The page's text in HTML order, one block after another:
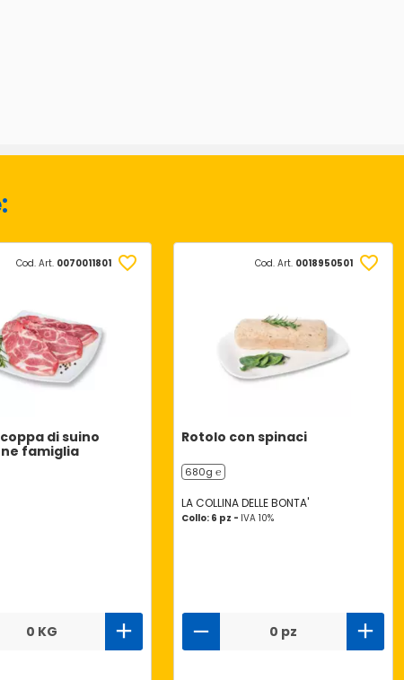
Cod. Art. 0070011801
di suino
famiglia
0 KG
Cod. Art. 0018950501
Rotolo con spinaci
680g ℮
LA COLLINA DELLE BONTA'
Collo: 6 pz - IVA 10%
0 pz